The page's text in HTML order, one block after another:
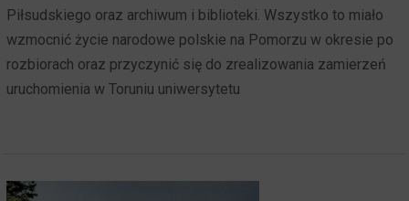
Piłsudskiego oraz archiwum i biblioteki. Wszystko to miało
wzmocnić życie narodowe polskie na Pomorzu w okresie po
rozbiorach oraz przyczynić się do zrealizowania zamierzeń
uruchomienia w Toruniu uniwersytetu